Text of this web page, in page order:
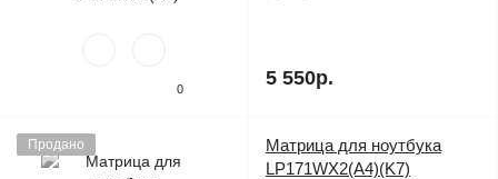
0 5 550р.
Продано
Матрица для ноутбука
LP171WX2(A4)(K7)